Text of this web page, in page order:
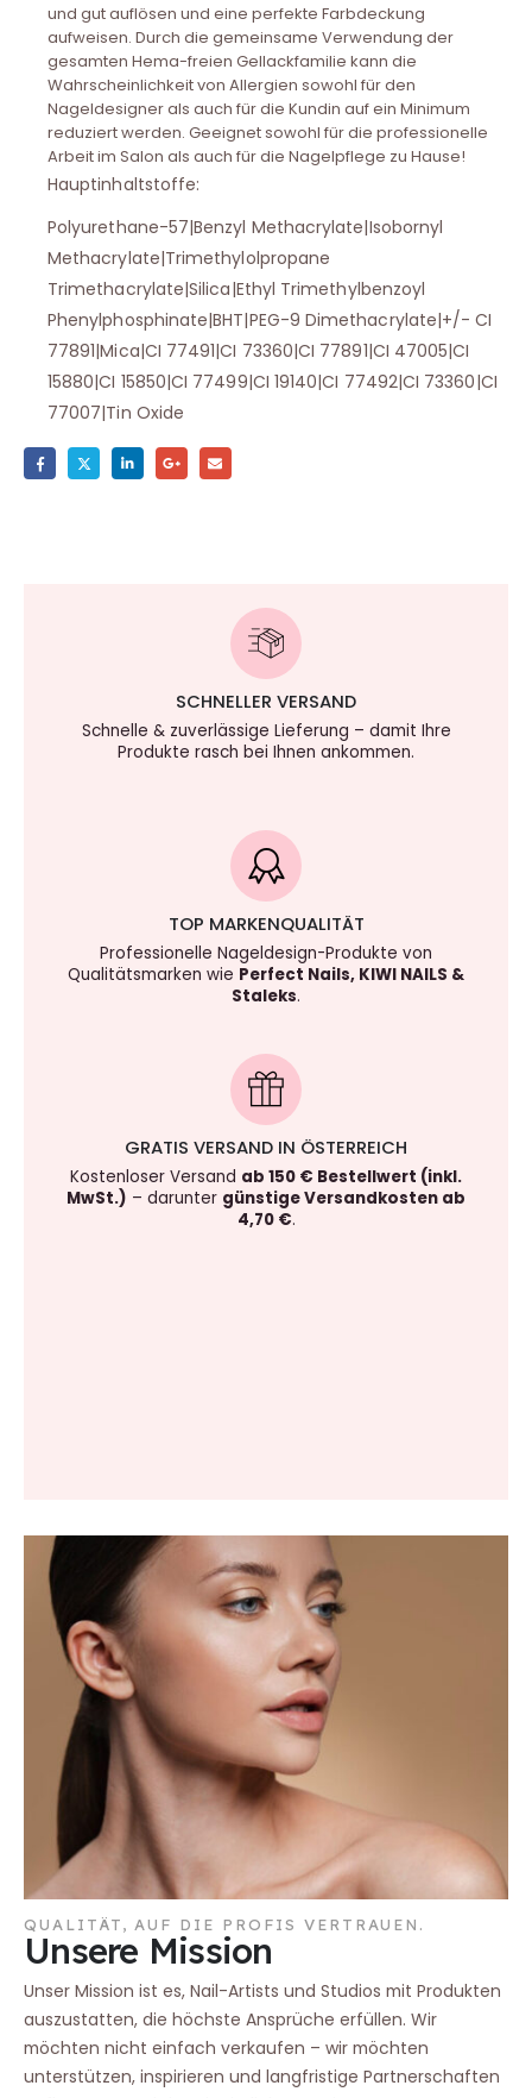
und gut auflösen und eine perfekte Farbdeckung
aufweisen. Durch die gemeinsame Verwendung der
gesamten Hema-freien Gellackfamilie kann die
Wahrscheinlichkeit von Allergien sowohl für den
Nageldesigner als auch für die Kundin auf ein Minimum
reduziert werden. Geeignet sowohl für die professionelle
Arbeit im Salon als auch für die Nagelpflege zu Hause!
Hauptinhaltstoffe:
Polyurethane-57|Benzyl Methacrylate|Isobornyl
Methacrylate|Trimethylolpropane
Trimethacrylate|Silica|Ethyl Trimethylbenzoyl
Phenylphosphinate|BHT|PEG-9 Dimethacrylate|+/- CI
77891|Mica|CI 77491|CI 73360|CI 77891|CI 47005|CI
15880|CI 15850|CI 77499|CI 19140|CI 77492|CI 73360|CI
77007|Tin Oxide
SCHNELLER VERSAND
Schnelle & zuverlässige Lieferung – damit Ihre
Produkte rasch bei Ihnen ankommen.
TOP MARKENQUALITÄT
Professionelle Nageldesign-Produkte von
Qualitätsmarken wie Perfect Nails, KIWI NAILS &
Staleks.
GRATIS VERSAND IN ÖSTERREICH
Kostenloser Versand ab 150 € Bestellwert (inkl.
MwSt.) – darunter günstige Versandkosten ab
4,70 €.
QUALITÄT, AUF DIE PROFIS VERTRAUEN.
Unsere Mission
Unser Mission ist es, Nail-Artists und Studios mit Produkten
auszustatten, die höchste Ansprüche erfüllen. Wir
möchten nicht einfach verkaufen – wir möchten
unterstützen, inspirieren und langfristige Partnerschaften